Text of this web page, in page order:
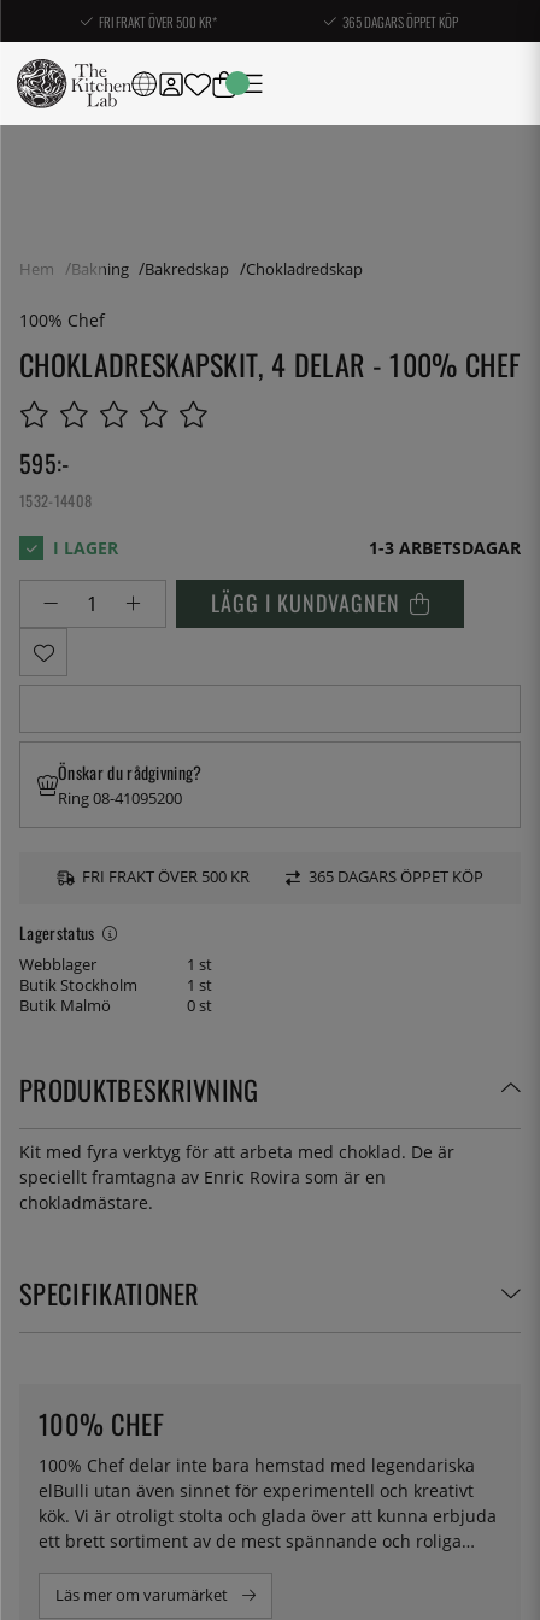
FRI FRAKT ÖVER 500 KR* 365 DAGARS ÖPPET KÖP
Hem Bakning Bakredskap Chokladredskap
100% Chef
CHOKLADRESKAPSKIT, 4 DELAR - 100% CHEF
595:-
1532-14408
1-3 ARBETSDAGAR
LÄGG I KUNDVAGNEN
Lagerstatus
Webblager
1 st
Butik Stockholm
1 st
Butik Malmö
0 st
Önskar du rådgivning?
Ring 08-41095200
FRI FRAKT ÖVER 500 KR 365 DAGARS ÖPPET KÖP
PRODUKTBESKRIVNING
Kit med fyra verktyg för att arbeta med choklad. De är
speciellt framtagna av Enric Rovira som är en
chokladmästare.
SPECIFIKATIONER
100% Chef delar inte bara hemstad med legendariska
elBulli utan även sinnet för experimentell och kreativt
kök. Vi är otroligt stolta och glada över att kunna erbjuda
ett brett sortiment av de mest spännande och roliga
sig det är toppskärare för vaktelägg, verktyg för
100% CHEF
Läs mer om varumärket